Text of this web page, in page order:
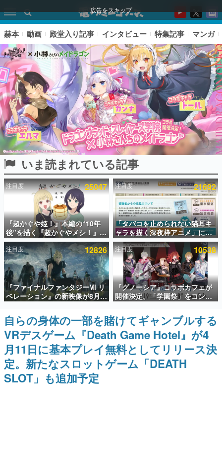
広告をスキップ
ピックアップ
電ファミのいま読まれている記事ランキング
アプリセール情報
インタビュー
連載・特集一覧
殿堂入り記事
SNS拡散数が数千以上！ ページビュー数万以上！ などな
ど。多くの人々に読まれた、電ファミ渾身の“殿堂入り”記
事をまとめました。
ゲームの企画書
名作ゲームクリエイターの方々に製作時のエピソードをお
聞きし、ヒットする企画（ゲーム）とは何か？を探ってい
きます。
赫本
この物語を解いてはいけない。『赫本』は、〈試験問題〉
の形をした短編ホラー小説集です。
赫本 動画 殿堂入り記事 インタビュー 特集記事 マンガ
いま読まれている記事
注目度 25047
『超かぐや姫！』本編の“10年
後”を描く『超かぐやメシ！』
Web連載決定。新たなWebマン
ガレーベル「ビビビコミック」
にて特別話が掲載スタート、あ
のお話には…まだ続きがある！
注目度 21692
「タバコを止められない猫耳キ
ャラを描く深夜枠アニメ」に視
聴者の一部から批判意見。違法
薬物の使用と思しき描写も含め
て、BPOが議論を交わす
注目度 12826
『ファイナルファンタジーⅦ リ
ベレーション』の新映像が8月
26日早朝に公開へ。『FF7』リ
メイクシリーズの完結編、
「gamescom」のオープニング
ナイトライブにてディレクター
の浜口直樹氏が登壇する予定
注目度 10538
『グノーシア』コラボカフェが
開催決定。「学園祭」をコンセ
プトに、模擬店やセツやSQ、ラ
キオたちが学祭バンドを楽しむ
様子を切り取った新グッズが展
開
自らの身体の一部を賭けてギャンブルする
VRデスゲーム『Death Game Hotel』が4
月11日に基本プレイ無料としてリリース決
定。新たなスロットゲーム「DEATH
SLOT」も追加予定